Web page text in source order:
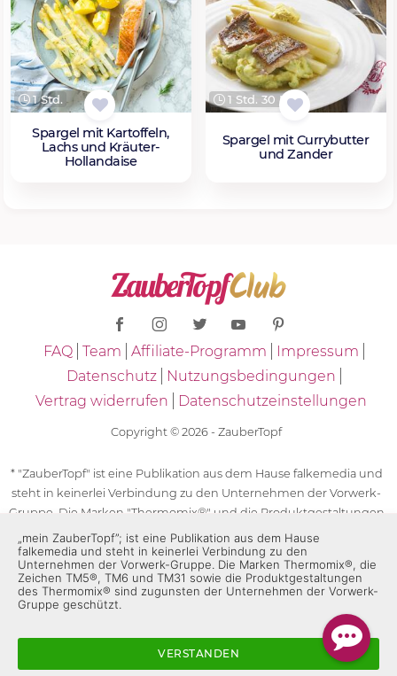
1 Std.
Spargel mit Kartoffeln,
Lachs und Kräuter-
Hollandaise
1 Std. 30 Min.
Spargel mit Currybutter
und Zander
FAQ Team Affiliate-Programm
Impressum
Datenschutz
Nutzungsbedingungen
Vertrag widerrufen
Datenschutzeinstellungen
Copyright © 2026 - ZauberTopf
* "ZauberTopf" ist eine Publikation aus dem Hause falkemedia und
steht in keinerlei Verbindung zu den Unternehmen der Vorwerk-
Gruppe. Die Marken "Thermomix®" und die Produktgestaltungen
des "Thermomix®" sind eingetragene Marken der Unternehmen
der Vorwerk-Gruppe. Die Marken Thermomix®, die Zeichen TM5®,
TM6 und TM31 sowie die Produktgestaltungen des Thermomix®
sind zugunsten der Unternehmen der Vorwerk-Gruppe
geschützt. Für die Rezeptangaben in "ZauberTopf" ist
„mein ZauberTopf”; ist eine Publikation aus dem Hause
falkemedia und steht in keinerlei Verbindung zu den
Unternehmen der Vorwerk-Gruppe. Die Marken Thermomix®, die
Zeichen TM5®, TM6 und TM31 sowie die Produktgestaltungen
des Thermomix® sind zugunsten der Unternehmen der Vorwerk-
Gruppe geschützt.
VERSTANDEN